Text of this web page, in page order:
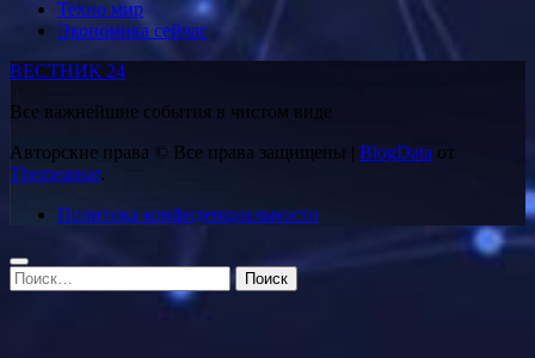
Техно мир
Экономика сейчас
ВЕСТНИК 24
Все важнейшие события в чистом виде
Авторские права © Все права защищены | BlogData от
Themeansar.
Политика конфиденциальности
Найти: